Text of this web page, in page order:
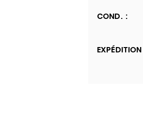
COND. :